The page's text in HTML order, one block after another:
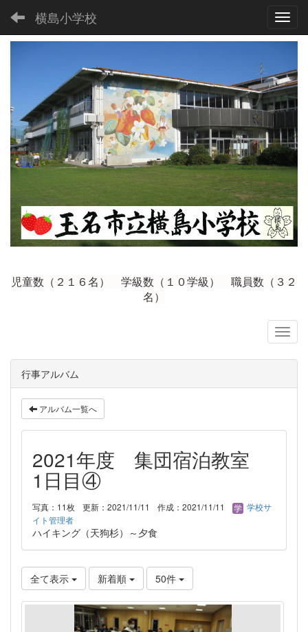
横島小学校
児童数（２１６名） 学級数（１０学級） 職員数（３２
名）
行事アルバム
アルバム一覧へ
2021年度 集団宿泊教室
1日目④
写真：11枚 更新：2021/11/11 作成：2021/11/11
学校サ
イト管理者
ハイキング（天狗杉）～夕食
全て表示 新着順 50件